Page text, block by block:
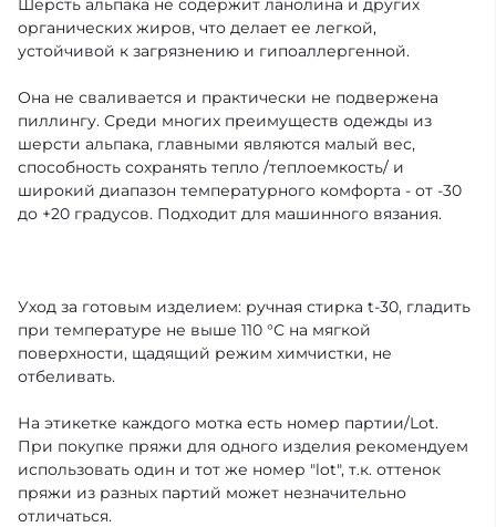
Шерсть альпака не содержит ланолина и других
органических жиров, что делает ее легкой,
устойчивой к загрязнению и гипоаллергенной.
Она не сваливается и практически не подвержена
пиллингу. Среди многих преимуществ одежды из
шерсти альпака, главными являются малый вес,
способность сохранять тепло /теплоемкость/ и
широкий диапазон температурного комфорта - от -30
до +20 градусов. Подходит для машинного вязания.
Уход за готовым изделием: ручная стирка t-30, гладить
при температуре не выше 110 °С на мягкой
поверхности, щадящий режим химчистки, не
отбеливать.
На этикетке каждого мотка есть номер партии/Lot.
При покупке пряжи для одного изделия рекомендуем
использовать один и тот же номер "lot", т.к. оттенок
пряжи из разных партий может незначительно
отличаться.